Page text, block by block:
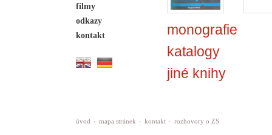
filmy
odkazy
kontakt
monografie
katalogy
jiné knihy
úvod · mapa stránek · kontakt · rozhovory o ZS